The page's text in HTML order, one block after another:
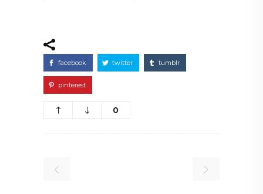
facebook twitter tumblr
pinterest
0